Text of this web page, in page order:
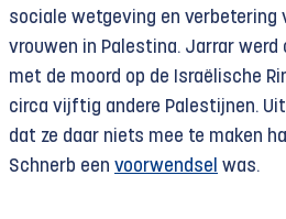
sociale wetgeving en verbetering
vrouwen in Palestina. Jarrar werd
met de moord op de Israëlische
circa vijftig andere Palestijnen.
dat ze daar niets mee te maken
Schnerb een voorwendsel was.